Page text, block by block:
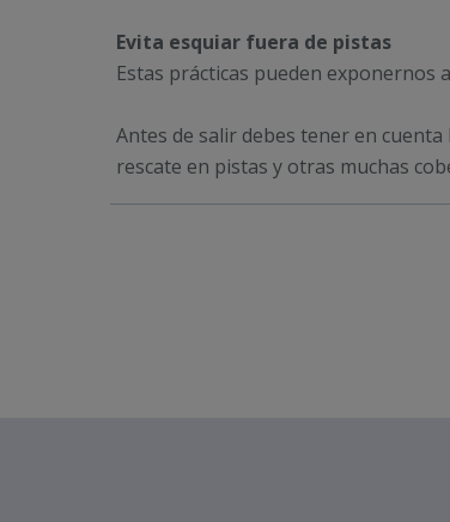
Evita esquiar fuera de pistas
Estas prácticas pueden exponernos
Antes de salir debes tener en
rescate en pistas y otras muchas